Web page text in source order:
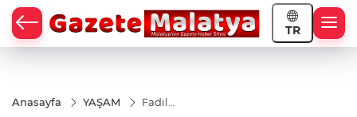
TR
Anasayfa YAŞAM
Fadıl